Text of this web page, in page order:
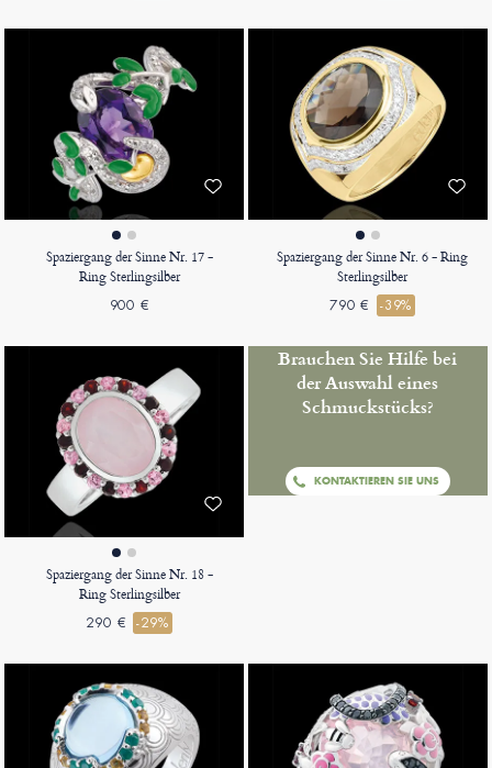
Spaziergang der Sinne Nr. 17 -
Ring Sterlingsilber
900 €
Spaziergang der Sinne Nr. 6 - Ring
Sterlingsilber
790 € -39%
Spaziergang der Sinne Nr. 18 -
Ring Sterlingsilber
290 € -29%
Brauchen Sie Hilfe bei
der Auswahl eines
Schmuckstücks?
KONTAKTIEREN SIE UNS